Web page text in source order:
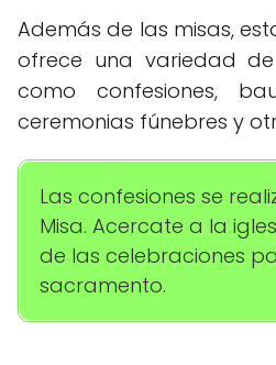
Además de las misas,
ofrece una variedad de
como confesiones,
ceremonias fúnebres y
Las confesiones se
Misa. Acercate a la
de las celebraciones
sacramento.